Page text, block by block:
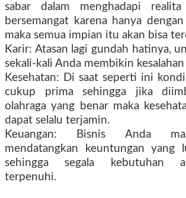
sabar dalam menghadapi
bersemangat karena hanya
maka semua impian itu akan bisa
Karir: Atasan lagi gundah hatinya,
sekali-kali Anda membikin
Kesehatan: Di saat seperti ini
cukup prima sehingga jika
olahraga yang benar maka
dapat selalu terjamin.
Keuangan: Bisnis Anda
mendatangkan keuntungan yang
sehingga segala kebutuhan
terpenuhi.